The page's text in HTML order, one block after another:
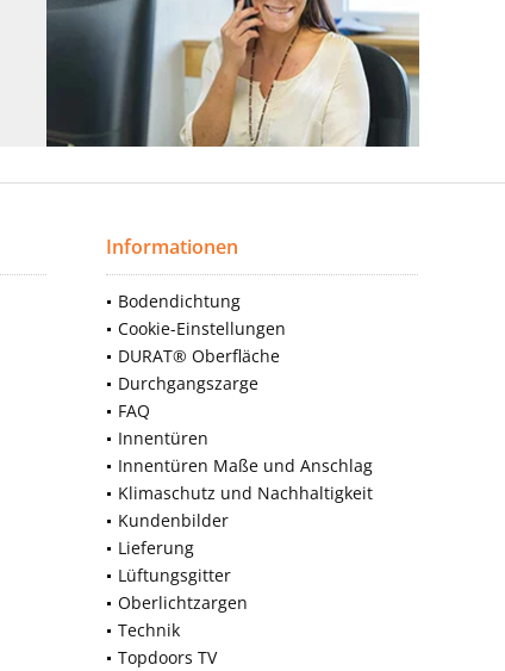
Informationen
Bodendichtung
Cookie-Einstellungen
DURAT® Oberfläche
Durchgangszarge
FAQ
Innentüren
Innentüren Maße und Anschlag
Klimaschutz und Nachhaltigkeit
Kundenbilder
Lieferung
Lüftungsgitter
Oberlichtzargen
Technik
Topdoors TV